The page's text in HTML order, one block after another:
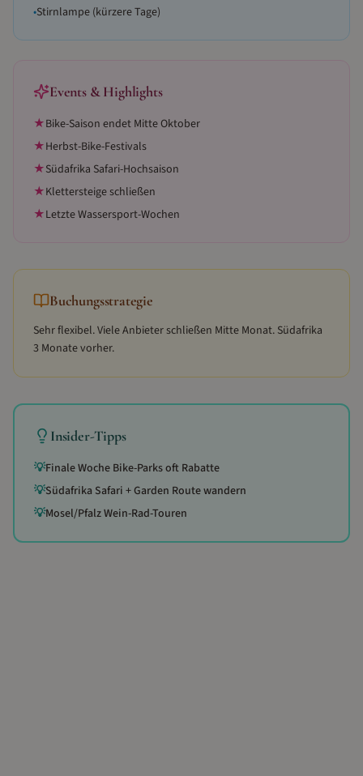
•Stirnlampe (kürzere Tage)
Events & Highlights
★Bike-Saison endet Mitte Oktober
★Herbst-Bike-Festivals
★Südafrika Safari-Hochsaison
★Klettersteige schließen
★Letzte Wassersport-Wochen
Buchungsstrategie
Sehr flexibel. Viele Anbieter schließen Mitte Monat. Südafrika
3 Monate vorher.
Insider-Tipps
💡Finale Woche Bike-Parks oft Rabatte
💡Südafrika Safari + Garden Route wandern
💡Mosel/Pfalz Wein-Rad-Touren